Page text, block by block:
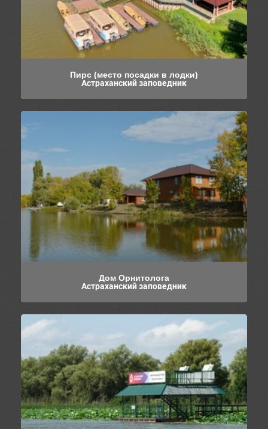
Пирс (место посадки в лодки)
Астраханский заповедник
Дом Орнитолога
Астраханский заповедник